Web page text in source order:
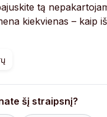
tą
kiekvienas – kaip
šį straipsnį?